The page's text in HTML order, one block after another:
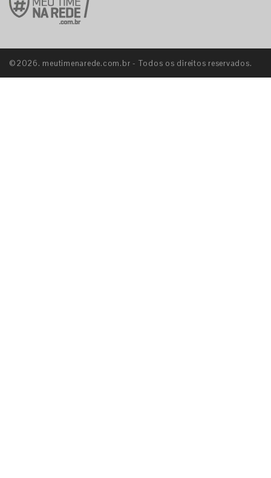
©2026. meutimenarede.com.br - Todos os direitos reservados.